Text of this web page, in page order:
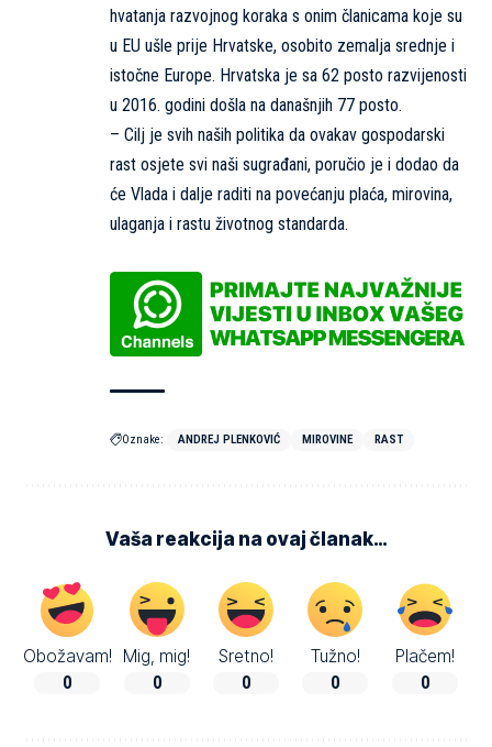
hvatanja razvojnog koraka s onim članicama koje su
u EU ušle prije Hrvatske, osobito zemalja srednje i
istočne Europe. Hrvatska je sa 62 posto razvijenosti
u 2016. godini došla na današnjih 77 posto.
– Cilj je svih naših politika da ovakav gospodarski
rast osjete svi naši sugrađani, poručio je i dodao da
će Vlada i dalje raditi na povećanju plaća, mirovina,
ulaganja i rastu životnog standarda.
Oznake: ANDREJ PLENKOVIĆ MIROVINE RAST
Vaša reakcija na ovaj članak…
Obožavam!
0
Mig, mig!
0
Sretno!
0
Tužno!
0
Plačem!
0